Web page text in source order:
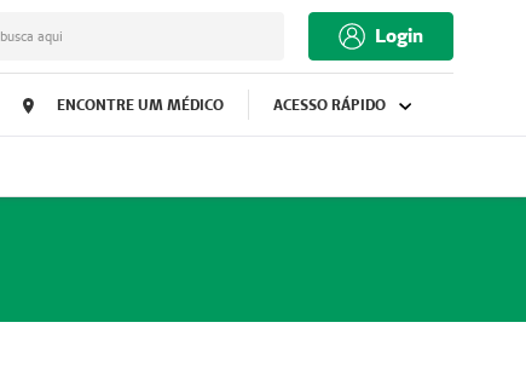
aqui Login
ENCONTRE UM MÉDICO ACESSO RÁPIDO